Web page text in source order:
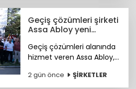
temel unsurlar olduğunu
ortaya koydu.
Geçiş çözümleri şirketi
Assa Abloy yeni
Geçiş çözümleri alanında
hizmet veren Assa Abloy,
yeni showroomuyla
2 gün önce ŞİRKETLER